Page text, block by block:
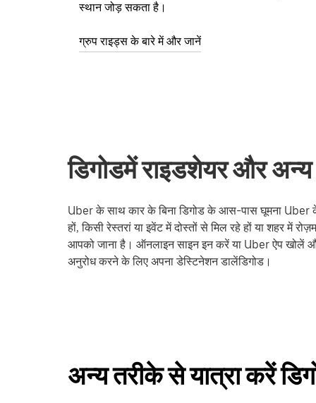
स्थान जोड़ सकता है।
ग्रुप राइड्स के बारे में और जानें
डिगोडमें राइडशेयर और अन्य
Uber के साथ कार के बिना डिगोड के आस-पास घूमना Uber
हों, किसी रेस्तरां या इवेंट में दोस्तों से मिल रहे हों या शहर में
आपको जाना है। ऑनलाइन साइन इन करें या Uber ऐप
अनुरोध करने के लिए अपना डेस्टिनेशन डालेंडिगोड।
अन्य तरीके से यात्रा करें